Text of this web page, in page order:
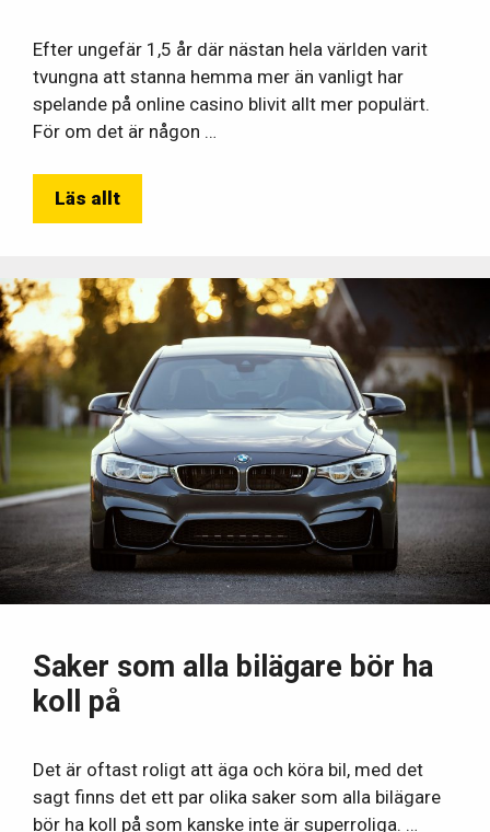
Efter ungefär 1,5 år där nästan hela världen varit
tvungna att stanna hemma mer än vanligt har
spelande på online casino blivit allt mer populärt.
För om det är någon …
Läs allt
Saker som alla bilägare bör ha
koll på
Det är oftast roligt att äga och köra bil, med det
sagt finns det ett par olika saker som alla bilägare
bör ha koll på som kanske inte är superroliga. …